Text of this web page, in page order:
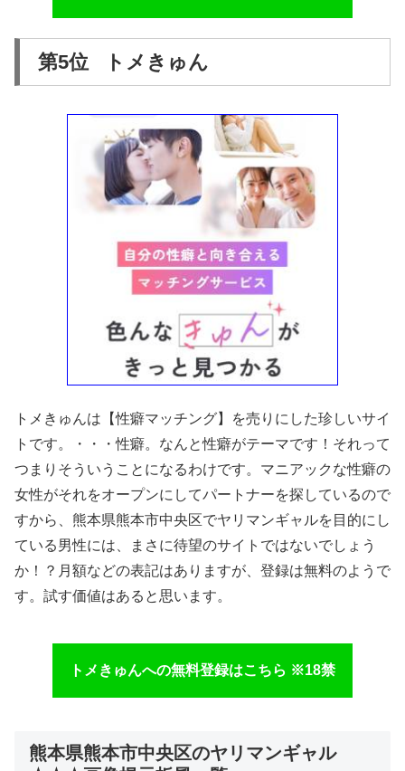
第5位 トメきゅん
トメきゅんは【性癖マッチング】を売りにした珍しいサイ
トです。・・・性癖。なんと性癖がテーマです！それって
つまりそういうことになるわけです。マニアックな性癖の
女性がそれをオープンにしてパートナーを探しているので
すから、熊本県熊本市中央区でヤリマンギャルを目的にし
ている男性には、まさに待望のサイトではないでしょう
か！？月額などの表記はありますが、登録は無料のようで
す。試す価値はあると思います。
トメきゅんへの無料登録はこちら ※18禁
熊本県熊本市中央区のヤリマンギャル